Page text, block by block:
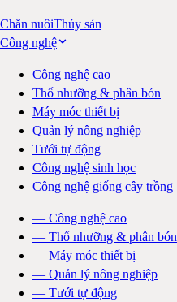
Chăn nuôiThủy sản
Công nghệ
Công nghệ cao
Thổ nhưỡng & phân bón
Máy móc thiết bị
Quản lý nông nghiệp
Tưới tự động
Công nghệ sinh học
Công nghệ giống cây trồng
— Công nghệ cao
— Thổ nhưỡng & phân bón
— Máy móc thiết bị
— Quản lý nông nghiệp
— Tưới tự động